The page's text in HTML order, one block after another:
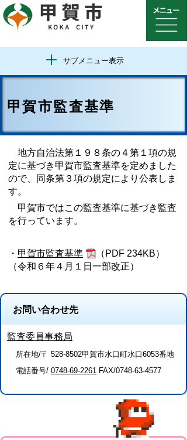
サブメニュー表示
甲賀市監査基準
地方自治法第１９８条の４第１項の規
定に基づき甲賀市監査基準を定めました
ので、同条第３項の規定により公表しま
す。
甲賀市ではこの監査基準に基づき監査
を行っています。
・ 甲賀市監査基準
（PDF 234KB）
（令和６年４月１日一部改正）
お問い合わせ先
監査委員事務局
所在地/〒 528-8502甲賀市水口町水口6053番地
電話番号/ 0748-69-2261 FAX/0748-63-4577